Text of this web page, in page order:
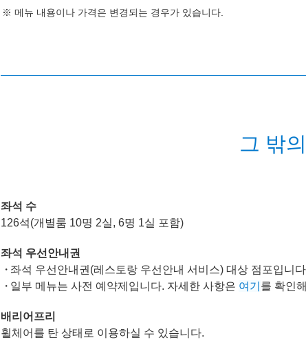
메뉴 내용이나 가격은 변경되는 경우가 있습니다.
그 밖
좌석 수
126석(개별룸 10명 2실, 6명 1실 포함)
좌석 우선안내권
좌석 우선안내권(레스토랑 우선안내 서비스) 대상 점포입니
일부 메뉴는 사전 예약제입니다. 자세한 사항은 여기 를 확인
배리어프리
휠체어를 탄 상태로 이용하실 수 있습니다.